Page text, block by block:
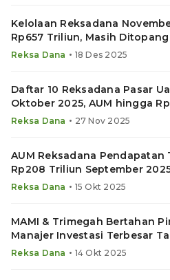
Kelolaan Reksadana
Rp657 Triliun, Masih
Tetap
Reksa Dana • 18 Des 2025
Daftar 10 Reksadana Pasar
Oktober 2025, AUM hingga
Reksa Dana • 27 Nov 2025
AUM Reksadana Pendapatan
Rp208 Triliun September
di Puncak
Reksa Dana • 15 Okt 2025
MAMI & Trimegah Bertahan
Manajer Investasi Terbesar
September 2025
Reksa Dana • 14 Okt 2025